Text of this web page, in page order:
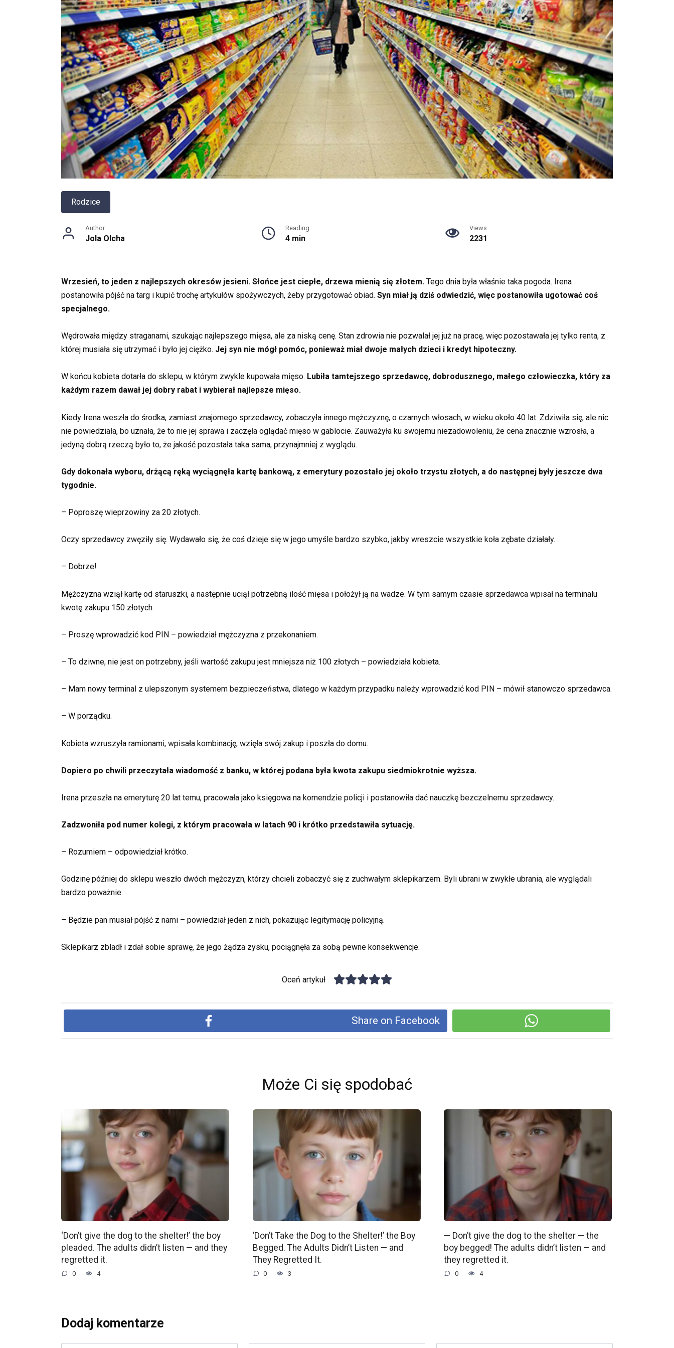
Rodzice
Author
Jola Olcha
Reading
4 min
Views
2231
Wrzesień, to jeden z najlepszych okresów jesieni. Słońce jest ciepłe, drzewa mienią się złotem. Tego dnia była właśnie taka pogoda. Irena
postanowiła pójść na targ i kupić trochę artykułów spożywczych, żeby przygotować obiad. Syn miał ją dziś odwiedzić, więc postanowiła ugotować coś
specjalnego.
Wędrowała między straganami, szukając najlepszego mięsa, ale za niską cenę. Stan zdrowia nie pozwalał jej już na pracę, więc pozostawała jej tylko renta, z
której musiała się utrzymać i było jej ciężko. Jej syn nie mógł pomóc, ponieważ miał dwoje małych dzieci i kredyt hipoteczny.
W końcu kobieta dotarła do sklepu, w którym zwykle kupowała mięso. Lubiła tamtejszego sprzedawcę, dobrodusznego, małego człowieczka, który za
każdym razem dawał jej dobry rabat i wybierał najlepsze mięso.
Kiedy Irena weszła do środka, zamiast znajomego sprzedawcy, zobaczyła innego mężczyznę, o czarnych włosach, w wieku około 40 lat. Zdziwiła się, ale nic
nie powiedziała, bo uznała, że to nie jej sprawa i zaczęła oglądać mięso w gablocie. Zauważyła ku swojemu niezadowoleniu, że cena znacznie wzrosła, a
jedyną dobrą rzeczą było to, że jakość pozostała taka sama, przynajmniej z wyglądu.
Gdy dokonała wyboru, drżącą ręką wyciągnęła kartę bankową, z emerytury pozostało jej około trzystu złotych, a do następnej były jeszcze dwa
tygodnie.
– Poproszę wieprzowiny za 20 złotych.
Oczy sprzedawcy zwęziły się. Wydawało się, że coś dzieje się w jego umyśle bardzo szybko, jakby wreszcie wszystkie koła zębate działały.
– Dobrze!
Mężczyzna wziął kartę od staruszki, a następnie uciął potrzebną ilość mięsa i położył ją na wadze. W tym samym czasie sprzedawca wpisał na terminalu
kwotę zakupu 150 złotych.
– Proszę wprowadzić kod PIN – powiedział mężczyzna z przekonaniem.
– To dziwne, nie jest on potrzebny, jeśli wartość zakupu jest mniejsza niż 100 złotych – powiedziała kobieta.
– Mam nowy terminal z ulepszonym systemem bezpieczeństwa, dlatego w każdym przypadku należy wprowadzić kod PIN – mówił stanowczo sprzedawca.
– W porządku.
Kobieta wzruszyła ramionami, wpisała kombinację, wzięła swój zakup i poszła do domu.
Dopiero po chwili przeczytała wiadomość z banku, w której podana była kwota zakupu siedmiokrotnie wyższa.
Irena przeszła na emeryturę 20 lat temu, pracowała jako księgowa na komendzie policji i postanowiła dać nauczkę bezczelnemu sprzedawcy.
Zadzwoniła pod numer kolegi, z którym pracowała w latach 90 i krótko przedstawiła sytuację.
– Rozumiem – odpowiedział krótko.
Godzinę później do sklepu weszło dwóch mężczyzn, którzy chcieli zobaczyć się z zuchwałym sklepikarzem. Byli ubrani w zwykłe ubrania, ale wyglądali
bardzo poważnie.
– Będzie pan musiał pójść z nami – powiedział jeden z nich, pokazując legitymację policyjną.
Sklepikarz zbladł i zdał sobie sprawę, że jego żądza zysku, pociągnęła za sobą pewne konsekwencje.
Oceń artykuł
Share on Facebook
Może Ci się spodobać
‘Don’t give the dog to the shelter!’ the boy
pleaded. The adults didn’t listen — and they
regretted it.
0 4
’Don’t Take the Dog to the Shelter!’ the Boy
Begged. The Adults Didn’t Listen — and
They Regretted It.
0 3
— Don’t give the dog to the shelter — the
boy begged! The adults didn’t listen — and
they regretted it.
0 4
Dodaj komentarze